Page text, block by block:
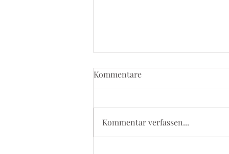
Kommentare
Kommentar verfassen...